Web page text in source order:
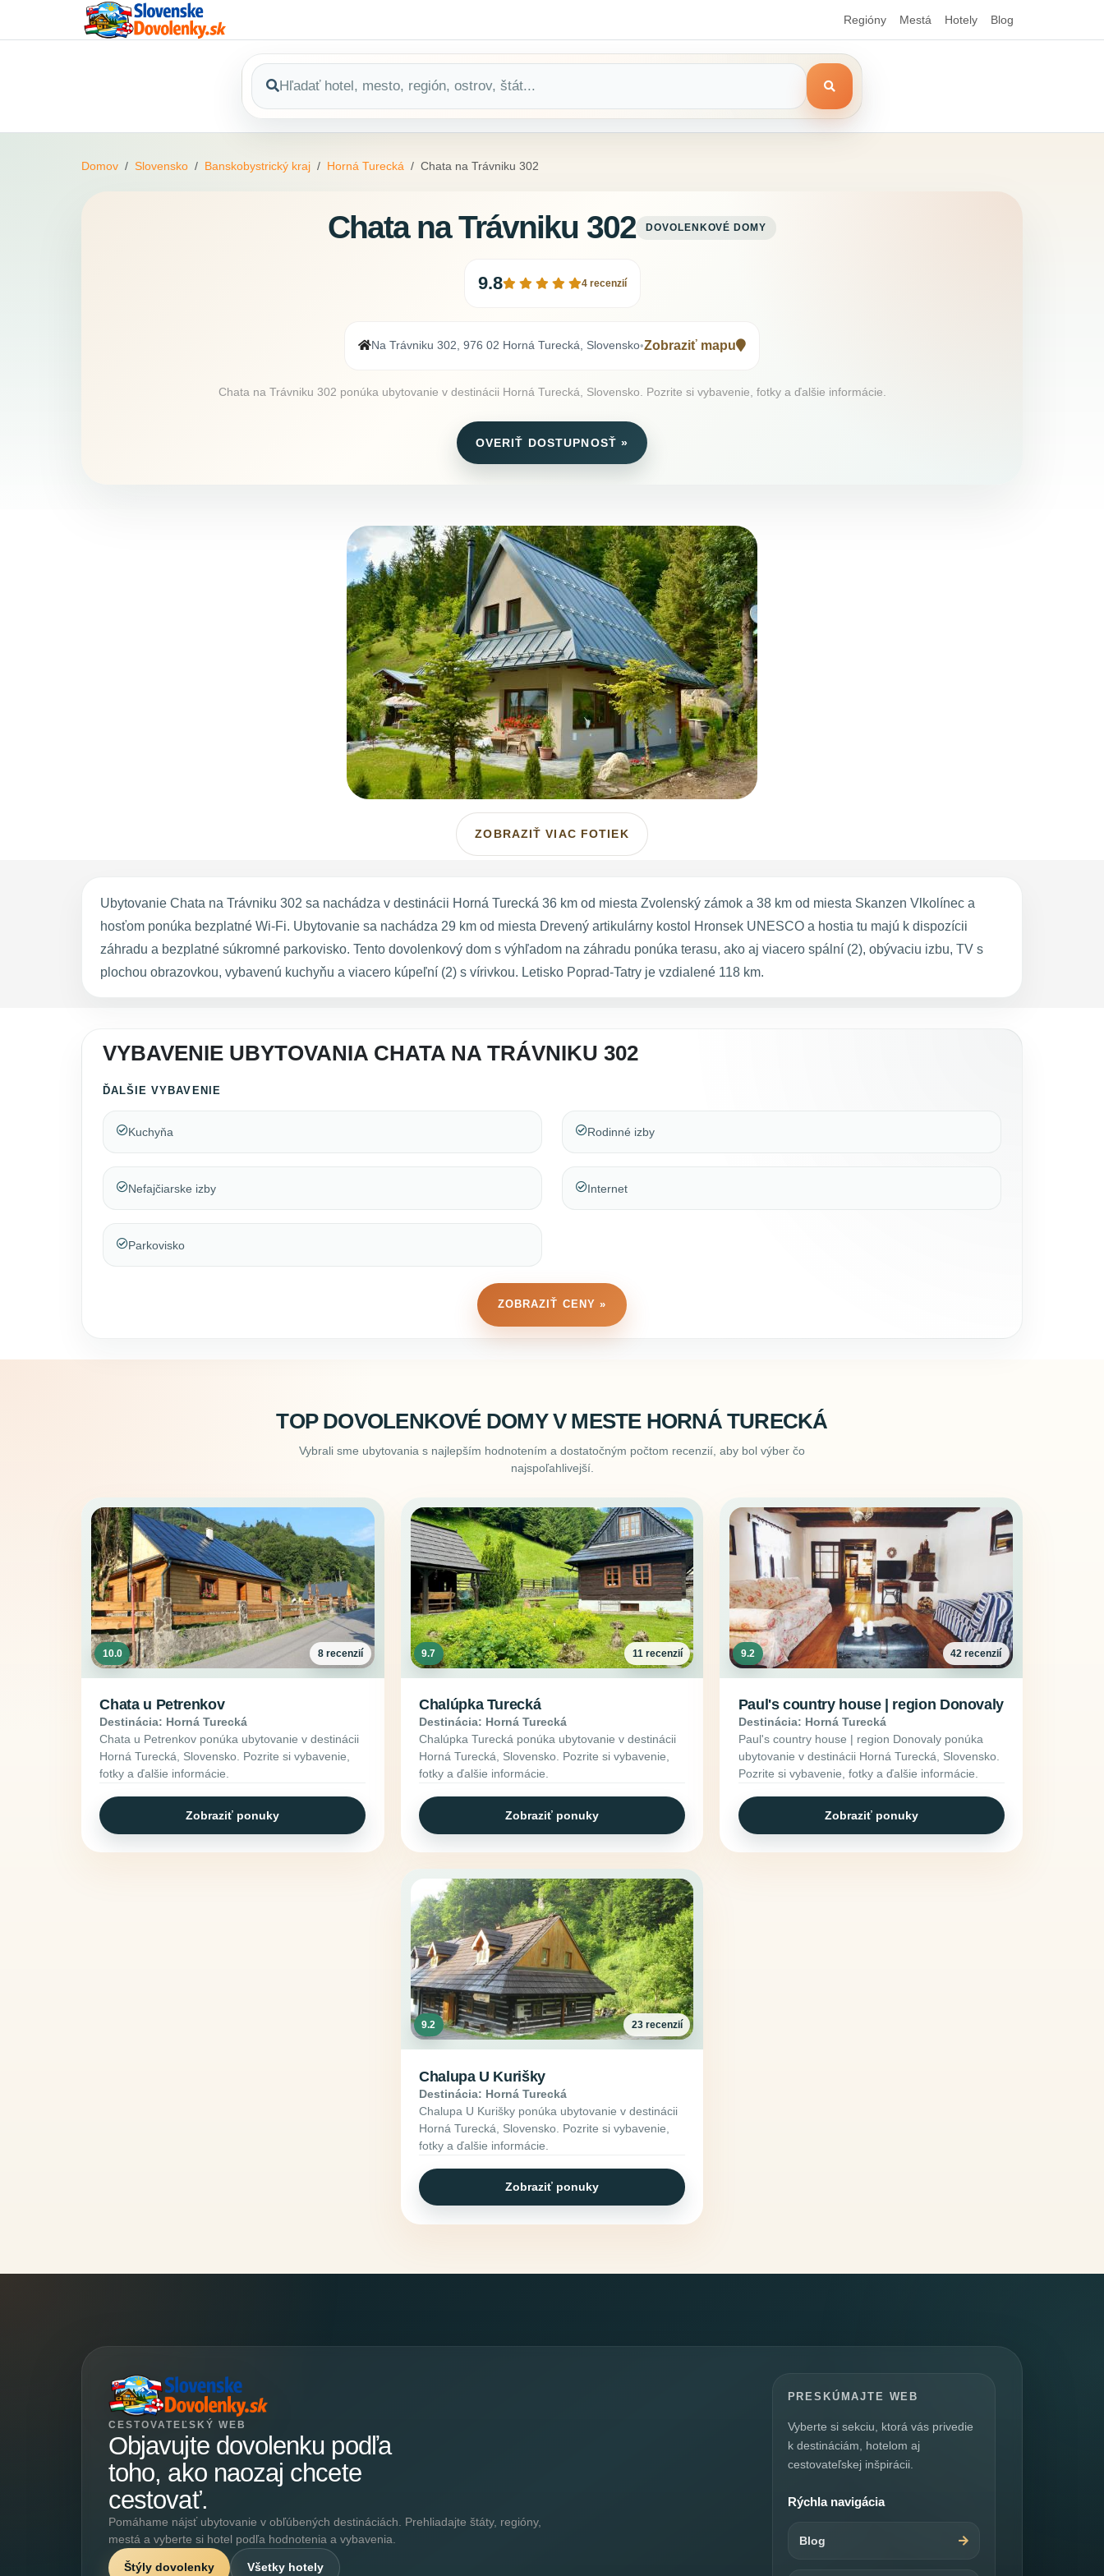
Regióny Mestá Hotely Blog
Domov Slovensko Banskobystrický kraj Horná Turecká Chata na Trávniku 302
Chata na Trávniku 302 DOVOLENKOVÉ DOMY
9.8 4 recenzií
Na Trávniku 302, 976 02 Horná Turecká, Slovensko•Zobraziť mapu
Chata na Trávniku 302 ponúka ubytovanie v destinácii Horná Turecká, Slovensko. Pozrite si vybavenie, fotky a ďalšie informácie.
OVERIŤ DOSTUPNOSŤ »
ZOBRAZIŤ VIAC FOTIEK
Ubytovanie Chata na Trávniku 302 sa nachádza v destinácii Horná Turecká 36 km od miesta Zvolenský zámok a 38 km od miesta Skanzen Vlkolínec a
hosťom ponúka bezplatné Wi-Fi. Ubytovanie sa nachádza 29 km od miesta Drevený artikulárny kostol Hronsek UNESCO a hostia tu majú k dispozícii
záhradu a bezplatné súkromné parkovisko. Tento dovolenkový dom s výhľadom na záhradu ponúka terasu, ako aj viacero spální (2), obývaciu izbu, TV s
plochou obrazovkou, vybavenú kuchyňu a viacero kúpeľní (2) s vírivkou. Letisko Poprad-Tatry je vzdialené 118 km.
VYBAVENIE UBYTOVANIA CHATA NA TRÁVNIKU 302
ĎALŠIE VYBAVENIE
Kuchyňa
Nefajčiarske izby
Parkovisko
Rodinné izby
Internet
ZOBRAZIŤ CENY »
TOP DOVOLENKOVÉ DOMY V MESTE HORNÁ TURECKÁ
Vybrali sme ubytovania s najlepším hodnotením a dostatočným počtom recenzií, aby bol výber čo
najspoľahlivejší.
10.0 8 recenzií
Chata u Petrenkov
Destinácia: Horná Turecká
Chata u Petrenkov ponúka ubytovanie v destinácii
Horná Turecká, Slovensko. Pozrite si vybavenie,
fotky a ďalšie informácie.
Zobraziť ponuky
9.7 11 recenzií
Chalúpka Turecká
Destinácia: Horná Turecká
Chalúpka Turecká ponúka ubytovanie v destinácii
Horná Turecká, Slovensko. Pozrite si vybavenie,
fotky a ďalšie informácie.
Zobraziť ponuky
9.2 42 recenzií
Paul's country house | region Donovaly
Destinácia: Horná Turecká
Paul's country house | region Donovaly ponúka
ubytovanie v destinácii Horná Turecká, Slovensko.
Pozrite si vybavenie, fotky a ďalšie informácie.
Zobraziť ponuky
9.2 23 recenzií
Chalupa U Kurišky
Destinácia: Horná Turecká
Chalupa U Kurišky ponúka ubytovanie v destinácii
Horná Turecká, Slovensko. Pozrite si vybavenie,
fotky a ďalšie informácie.
Zobraziť ponuky
CESTOVATEĽSKÝ WEB
Objavujte dovolenku podľa
toho, ako naozaj chcete
cestovať.
Pomáhame nájsť ubytovanie v obľúbených destináciách. Prehliadajte štáty, regióny,
mestá a vyberte si hotel podľa hodnotenia a vybavenia.
Štýly dovolenky Všetky hotely
PRESKÚMAJTE WEB
Vyberte si sekciu, ktorá vás privedie
k destináciám, hotelom aj
cestovateľskej inšpirácii.
Rýchla navigácia
Blog